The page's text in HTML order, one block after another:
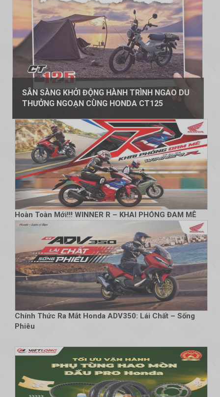
SẴN SÀNG KHỞI ĐỘNG HÀNH TRÌNH NGAO DU
THƯỞNG NGOẠN CÙNG HONDA CT125
Hoàn Toàn Mới!!!​ WINNER R – KHAI PHÓNG ĐAM MÊ​
Chính Thức Ra Mắt Honda ADV350: Lái Chất – Sống
Phiêu